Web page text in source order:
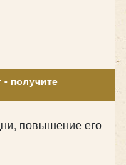
- получите
повышение его